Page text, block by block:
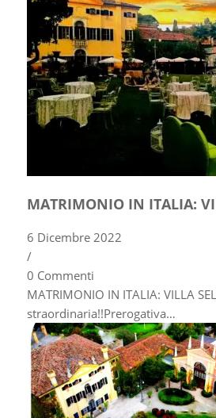
MATRIMONIO IN ITALIA:
6 Dicembre 2022
/
0 Commenti
MATRIMONIO IN ITALIA: VILLA
straordinaria!!Prerogativa…